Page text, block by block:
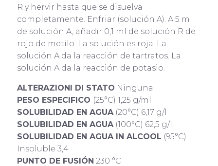
R y hervir hasta que se disuelva
completamente. Enfriar (solución A). A 5 ml
de solución A, añadir 0,1 ml de solución R de
rojo de metilo. La solución es roja. La
solución A da la reacción de tartratos. La
solución A da la reacción de potasio.
ALTERAZIONI DI STATO Ninguna
PESO ESPECIFICO (25°C) 1,25 g/ml
SOLUBILIDAD EN AGUA(20°C) 6,17 g/l
SOLUBILIDAD EN AGUA(100°C) 62,5 g/l
SOLUBILIDAD EN AGUA IN ALCOOL (95°C)
Insoluble 3,4
PUNTO DE FUSIÓN 230 °C